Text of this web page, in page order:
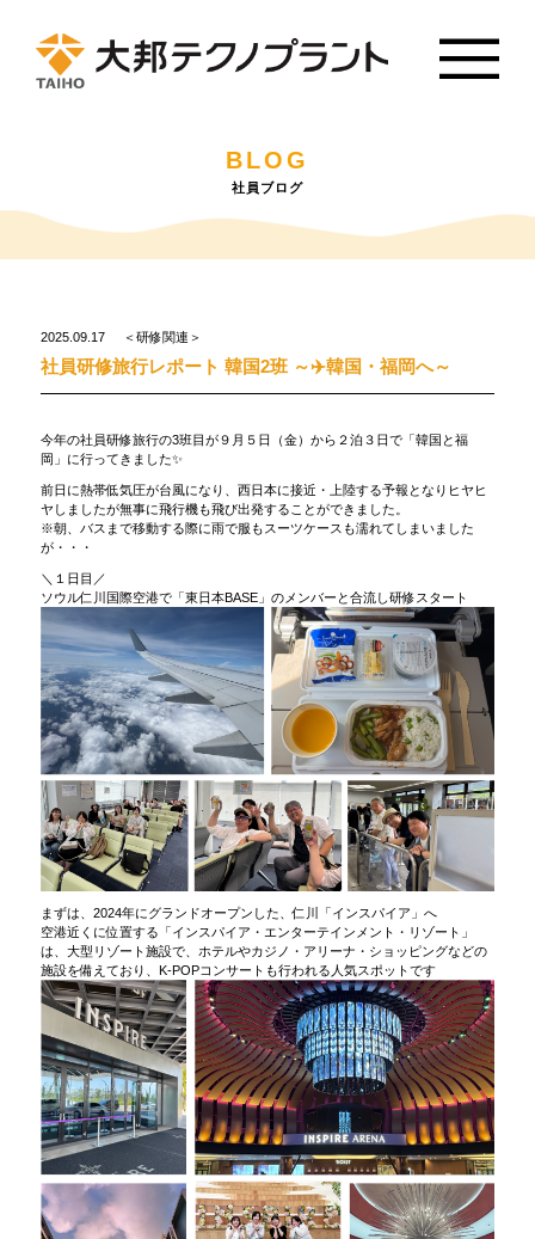
BLOG
社員ブログ
2025.09.17 ＜研修関連＞
社員研修旅行レポート 韓国2班 ～✈️韓国・福岡へ～
今年の社員研修旅行の3班目が９月５日（金）から２泊３日で「韓国と福
岡」に行ってきました✨
前日に熱帯低気圧が台風になり、西日本に接近・上陸する予報となりヒヤヒ
ヤしましたが無事に飛行機も飛び出発することができました。
※朝、バスまで移動する際に雨で服もスーツケースも濡れてしまいました
が・・・
＼１日目／
ソウル仁川国際空港で「東日本BASE」のメンバーと合流し研修スタート
まずは、2024年にグランドオープンした、仁川「インスパイア」へ
空港近くに位置する「インスパイア・エンターテインメント・リゾート」
は、大型リゾート施設で、ホテルやカジノ・アリーナ・ショッピングなどの
施設を備えており、K-POPコンサートも行われる人気スポットです